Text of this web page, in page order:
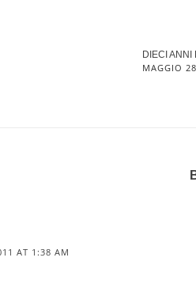
DIECI ANNI
MAGGIO
AT 1:38 AM